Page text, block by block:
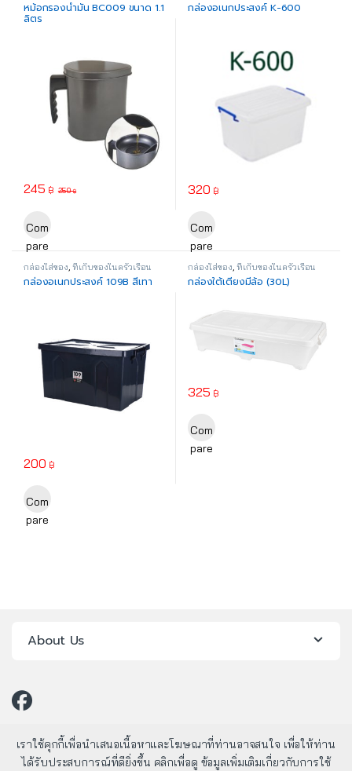
เราใช้คุกกี้เพื่อนำเสนอเนื้อหาและโฆษณาที่ท่านอาจสนใจ เพื่อให้ท่าน
ได้รับประสบการณ์ที่ดียิ่งขึ้น คลิกเพื่อดู ข้อมูลเพิ่มเติมเกี่ยวกับการใช้
หม้อกรองน้ำมัน BC009 ขนาด 1.1
ลิตร
245 ฿ 250฿
Com
pare
กล่องอเนกประสงค์ K-600
320 ฿
Com
pare
กล่องใส่ของ,ที่เก็บของในครัวเรือน
กล่องอเนกประสงค์ 109B สีเทา
200 ฿
Com
pare
กล่องใส่ของ,ที่เก็บของในครัวเรือน
กล่องใต้เตียงมีล้อ (30L)
325 ฿
Com
pare
About Us